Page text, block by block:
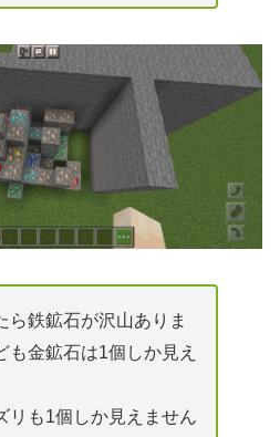
ら鉄鉱石が沢山ありま
も金鉱石は1個しか見え
リも1個しか見えません